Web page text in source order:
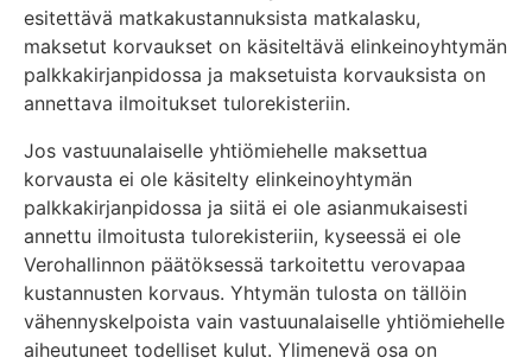
esitettävä matkakustannuksista matkalasku,
maksetut korvaukset on käsiteltävä elinkeinoyhtymän
palkkakirjanpidossa ja maksetuista korvauksista on
annettava ilmoitukset tulorekisteriin.
Jos vastuunalaiselle yhtiömiehelle maksettua
korvausta ei ole käsitelty elinkeinoyhtymän
palkkakirjanpidossa ja siitä ei ole asianmukaisesti
annettu ilmoitusta tulorekisteriin, kyseessä ei ole
Verohallinnon päätöksessä tarkoitettu verovapaa
kustannusten korvaus. Yhtymän tulosta on tällöin
vähennyskelpoista vain vastuunalaiselle yhtiömiehelle
aiheutuneet todelliset kulut. Ylimenevä osa on